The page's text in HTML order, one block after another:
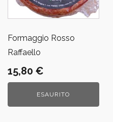
Formaggio Rosso
Raffaello
15,80 €
ESAURITO